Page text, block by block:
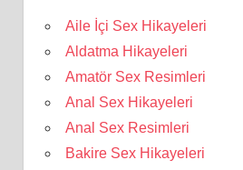
Aile İçi Sex Hikayeleri
Aldatma Hikayeleri
Amatör Sex Resimleri
Anal Sex Hikayeleri
Anal Sex Resimleri
Bakire Sex Hikayeleri